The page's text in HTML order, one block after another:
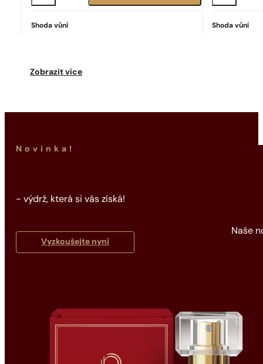
Shoda vůní Shoda vůní
Zobrazit více
Novinka!
- výdrž, která si vás získá!
Naše
Vyzkoušejte nyní